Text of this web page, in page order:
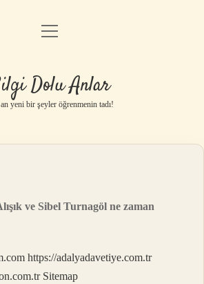
Anasayfa
Yasal Uyarı
menüyü
Dolu Anlar
yeni bir şeyler öğrenmenin tadı!
ve Sibel Turnagöl ne zaman
https://adalyadavetiye.com.tr
Sitemap